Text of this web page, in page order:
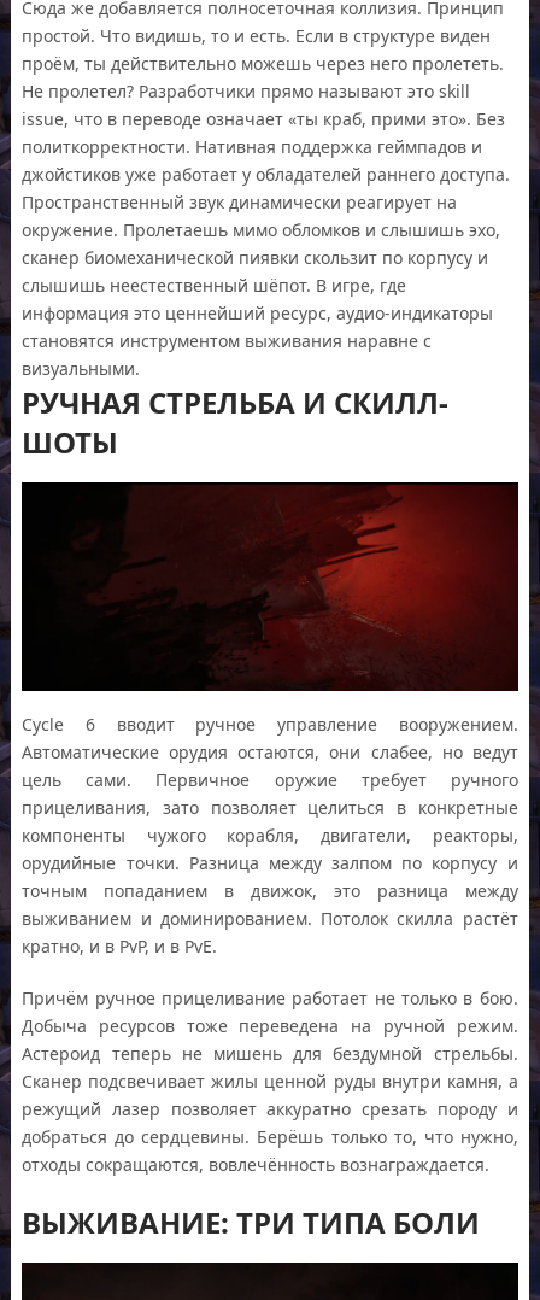
Сюда же добавляется полносеточная коллизия. Принцип
простой. Что видишь, то и есть. Если в структуре виден
проём, ты действительно можешь через него пролететь.
Не пролетел? Разработчики прямо называют это skill
issue, что в переводе означает «ты краб, прими это». Без
политкорректности. Нативная поддержка геймпадов и
джойстиков уже работает у обладателей раннего доступа.
Пространственный звук динамически реагирует на
окружение. Пролетаешь мимо обломков и слышишь эхо,
сканер биомеханической пиявки скользит по корпусу и
слышишь неестественный шёпот. В игре, где
информация это ценнейший ресурс, аудио-индикаторы
становятся инструментом выживания наравне с
визуальными.
РУЧНАЯ СТРЕЛЬБА И СКИЛЛ-
ШОТЫ
Cycle 6 вводит ручное управление вооружением.
Автоматические орудия остаются, они слабее, но ведут
цель сами. Первичное оружие требует ручного
прицеливания, зато позволяет целиться в конкретные
компоненты чужого корабля, двигатели, реакторы,
орудийные точки. Разница между залпом по корпусу и
точным попаданием в движок, это разница между
выживанием и доминированием. Потолок скилла растёт
кратно, и в PvP, и в PvE.
Причём ручное прицеливание работает не только в бою.
Добыча ресурсов тоже переведена на ручной режим.
Астероид теперь не мишень для бездумной стрельбы.
Сканер подсвечивает жилы ценной руды внутри камня, а
режущий лазер позволяет аккуратно срезать породу и
добраться до сердцевины. Берёшь только то, что нужно,
отходы сокращаются, вовлечённость вознаграждается.
ВЫЖИВАНИЕ: ТРИ ТИПА БОЛИ